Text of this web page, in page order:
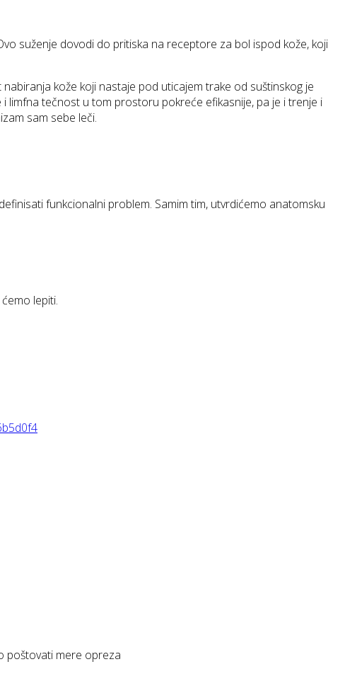
suženje dovodi do pritiska na receptore za bol ispod kože, koji
kože koji nastaje pod uticajem trake od suštinskog je
limfna tečnost u tom prostoru pokreće efikasnije, pa je i trenje i
sam sebe leči.
funkcionalni problem. Samim tim, utvrdićemo anatomsku
lepiti.
poštovati mere opreza